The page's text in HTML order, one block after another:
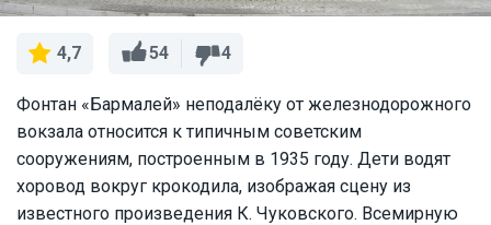
4,7 54 4
Фонтан «Бармалей» неподалёку от железнодорожного
вокзала относится к типичным советским
сооружениям, построенным в 1935 году. Дети водят
хоровод вокруг крокодила, изображая сцену из
известного произведения К. Чуковского. Всемирную